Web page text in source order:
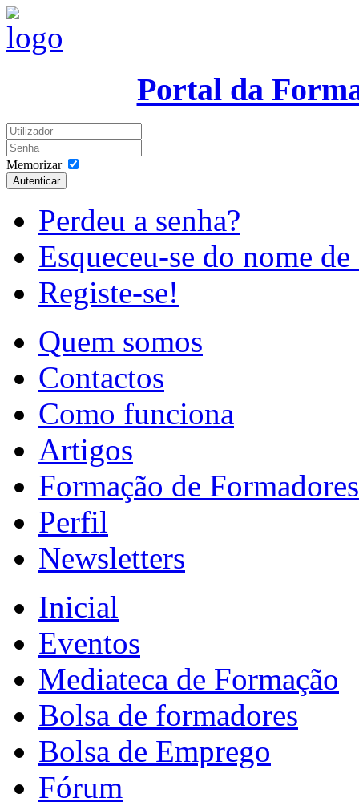
Portal da
Memorizar
Autenticar
Perdeu a senha?
Esqueceu-se do nome
Registe-se!
Quem somos
Contactos
Como funciona
Artigos
Formação de Formadores
Perfil
Newsletters
Inicial
Eventos
Mediateca de Formação
Bolsa de formadores
Bolsa de Emprego
Fórum